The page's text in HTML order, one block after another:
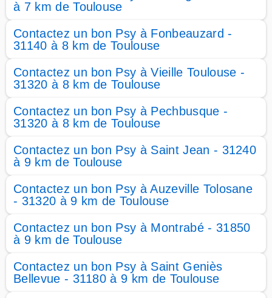
à 7 km de Toulouse
Contactez un bon Psy à Fonbeauzard -
31140 à 8 km de Toulouse
Contactez un bon Psy à Vieille Toulouse -
31320 à 8 km de Toulouse
Contactez un bon Psy à Pechbusque -
31320 à 8 km de Toulouse
Contactez un bon Psy à Saint Jean - 31240
à 9 km de Toulouse
Contactez un bon Psy à Auzeville Tolosane
- 31320 à 9 km de Toulouse
Contactez un bon Psy à Montrabé - 31850
à 9 km de Toulouse
Contactez un bon Psy à Saint Geniès
Bellevue - 31180 à 9 km de Toulouse